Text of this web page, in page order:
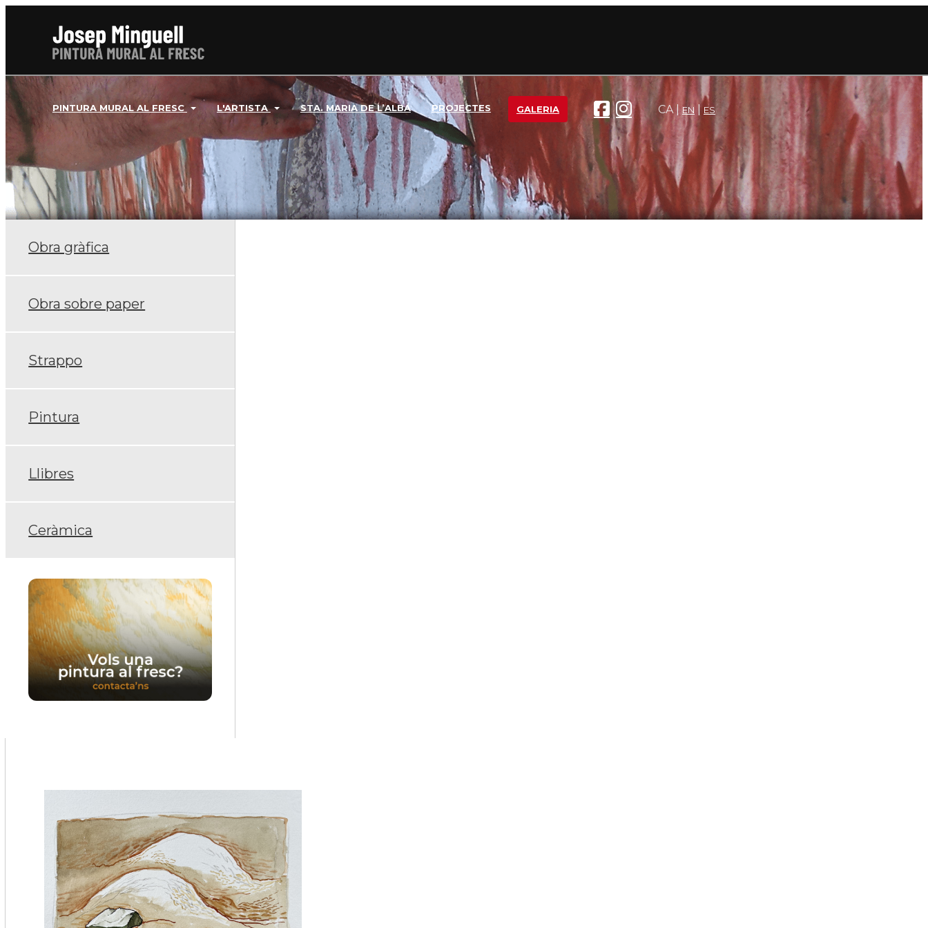
PINTURA MURAL AL FRESC L'ARTISTA STA. MARIA DE L’ALBA PROJECTES GALERIA CA EN ES
Obra gràfica
Obra sobre paper
Strappo
Pintura
Llibres
Ceràmica